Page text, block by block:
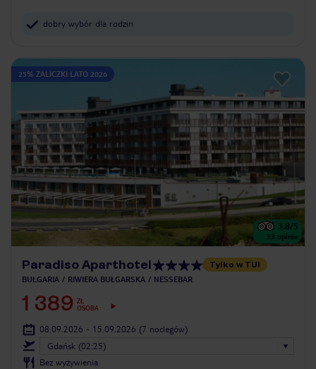
dobry wybór dla rodzin
25% ZALICZKI LATO 2026
3.8/5
53 opinie
Paradiso Aparthotel Tylko w TUI
BUŁGARIA RIWIERA BUŁGARSKA NESSEBAR
1 389 ZŁ
OSOBA
08.09.2026 - 15.09.2026 (7 noclegów)
Gdańsk (02:25)
Bez wyżywienia